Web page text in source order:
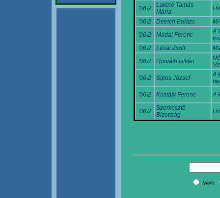
'06\2
Lakiné Tamás
Mária
'06\2
Detrich Balázs
'06\2
Mádai Ferenc
A
'06\2
Lévai Zsolt
'06\2
Horváth István
'06\2
Sipos József
A
'06\2
Kristály Ferenc A
'06\2
Szerkesztő
Bizottság